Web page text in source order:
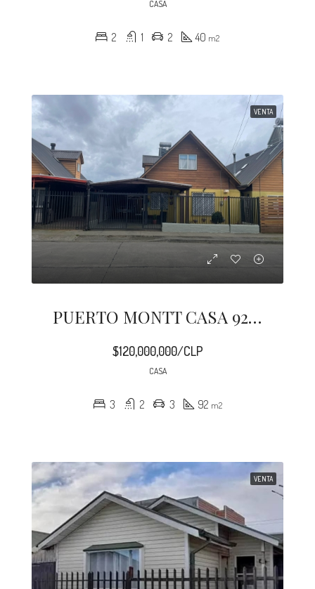
CASA
2 1 2 40 m2
VENTA
PUERTO MONTT CASA 92 M2 PANITAO
$120,000,000/CLP
CASA
3 2 3 92 m2
VENTA